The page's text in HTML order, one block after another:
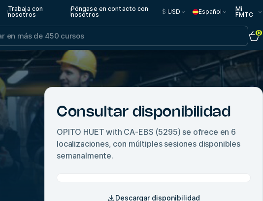
Trabaja con
nosotros
Póngase en contacto con
nosotros
$ USD Español
Mi
FMTC
0
Consultar disponibilidad
OPITO HUET with CA-EBS (5295) se ofrece en 6
localizaciones, con múltiples sesiones disponibles
semanalmente.
Descargar disponibilidad